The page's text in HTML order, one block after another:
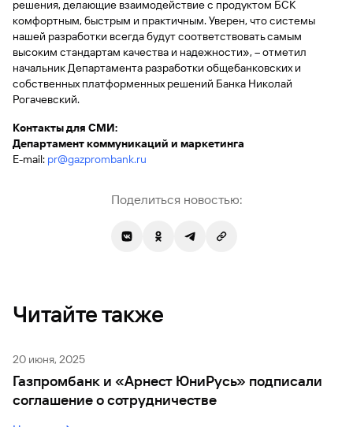
Быстрый
поиск
по
сайту
Вклады
решения, делающие взаимодействие с продуктом БСК
комфортным, быстрым и практичным. Уверен, что системы
нашей разработки всегда будут соответствовать самым
высоким стандартам качества и надежности», – отметил
начальник Департамента разработки общебанковских и
собственных платформенных решений Банка Николай
Рогачевский.
Контакты для СМИ:
Департамент коммуникаций и маркетинга
E-mail: pr@gazprombank.ru
Поделиться новостью:
Читайте также
20 июня, 2025
Газпромбанк и «Арнест ЮниРусь» подписали
соглашение о сотрудничестве